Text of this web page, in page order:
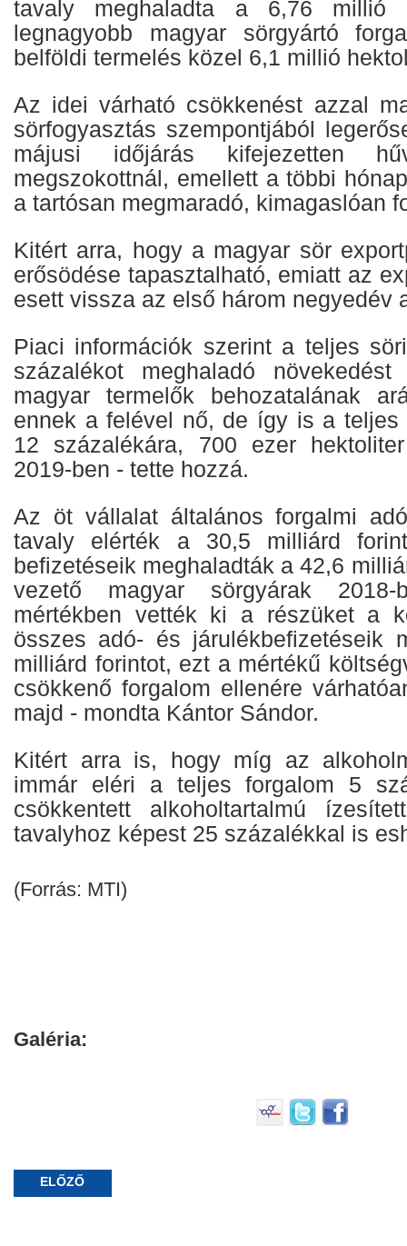
tavaly meghaladta a 6,76 millió
legnagyobb magyar sörgyártó
belföldi termelés közel 6,1 millió
Az idei várható csökkenést azzal
sörfogyasztás szempontjából
májusi időjárás kifejezetten
megszokottnál, emellett a többi
a tartósan megmaradó, kimagaslóan
Kitért arra, hogy a magyar sör
erősödése tapasztalható, emiatt az
esett vissza az első három negyedév
Piaci információk szerint a teljes
százalékot meghaladó
magyar termelők behozatalának
ennek a felével nő, de így is a teljes
12 százalékára, 700 ezer
2019-ben - tette hozzá.
Az öt vállalat általános forgalmi
tavaly elérték a 30,5 milliárd
befizetéseik meghaladták a 42,6
vezető magyar sörgyárak
mértékben vették ki a részüket a
összes adó- és járulékbefizetéseik
milliárd forintot, ezt a mértékű
csökkenő forgalom ellenére
majd - mondta Kántor Sándor.
Kitért arra is, hogy míg az
immár eléri a teljes forgalom 5
csökkentett alkoholtartalmú
tavalyhoz képest 25 százalékkal is
(Forrás: MTI)
Galéria:
ELŐZŐ